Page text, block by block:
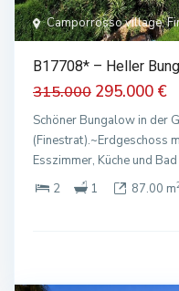
Camporrosso village,
B17708* – Heller
315.000 295.000 €
Schöner Bungalow in der
(Finestrat).~Erdgeschoss
Esszimmer, Küche und Bad
2
1 87.00 m